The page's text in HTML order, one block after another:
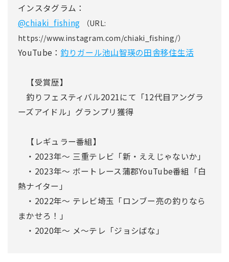
インスタグラム：
@chiaki_fishing
（URL:
https://www.instagram.com/chiaki_fishing/）
YouTube： 釣りガール池山智瑛の田舎移住生活
【受賞歴】
釣りフェスティバル2021にて「12代目アングラ
ーズアイドル」グランプリ獲得
【レギュラー番組】
・2023年～ 三重テレビ「新・ええじゃないか」
・2023年～ ボートレース蒲郡YouTube番組「白
熱ナイター」
・2022年～ テレビ埼玉「ロンブー亮の釣りなら
まかせろ！」
・2020年～ メ～テレ「ジョシばな」